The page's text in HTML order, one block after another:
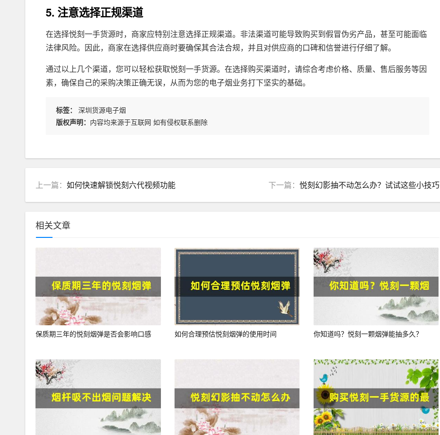
5. 注意选择正规渠道
在选择悦刻一手货源时，商家应特别注意选择正规渠道。非法渠道可能导致购买到假冒伪劣产品，甚至可能面临
法律风险。因此，商家在选择供应商时要确保其合法合规，并且对供应商的口碑和信誉进行仔细了解。
通过以上几个渠道，您可以轻松获取悦刻一手货源。在选择购买渠道时，请综合考虑价格、质量、售后服务等因
素，确保自己的采购决策正确无误，从而为您的电子烟业务打下坚实的基础。
标签：
深圳货源电子烟
版权声明： 内容均来源于互联网 如有侵权联系删除
上一篇： 如何快速解锁悦刻六代视频功能 下一篇： 悦刻幻影抽不动怎么办？试试这些小技巧
相关文章
保质期三年的悦刻烟弹是否会影响口感 如何合理预估悦刻烟弹的使用时间 你知道吗？悦刻一颗烟弹能抽多久？